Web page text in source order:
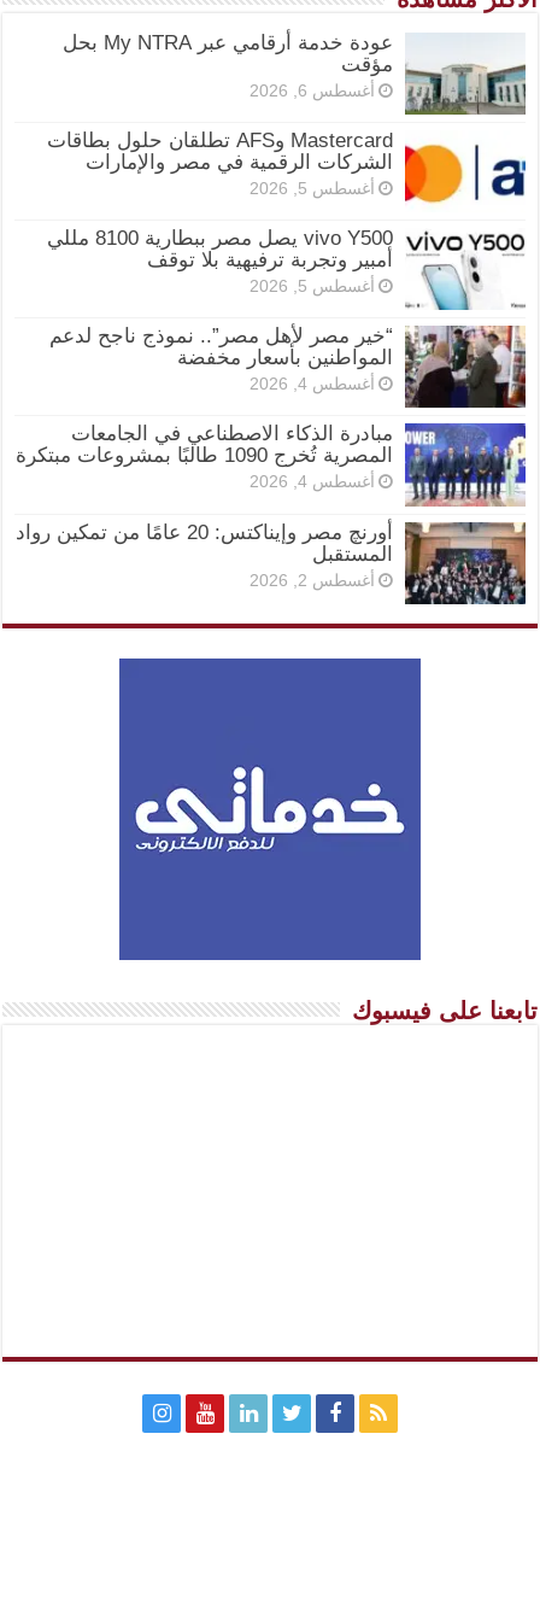
عودة خدمة أرقامي عبر My NTRA بحل
مؤقت
أغسطس 6, 2026
Mastercard وAFS تطلقان حلول بطاقات
الشركات الرقمية في مصر والإمارات
أغسطس 5, 2026
vivo Y500 يصل مصر ببطارية 8100 مللي
أمبير وتجربة ترفيهية بلا توقف
أغسطس 5, 2026
“خير مصر لأهل مصر”.. نموذج ناجح لدعم
المواطنين بأسعار مخفضة
أغسطس 4, 2026
مبادرة الذكاء الاصطناعي في الجامعات
المصرية تُخرج 1090 طالبًا بمشروعات مبتكرة
أغسطس 4, 2026
أورنچ مصر وإيناكتس: 20 عامًا من تمكين رواد
المستقبل
أغسطس 2, 2026
تابعنا على فيسبوك